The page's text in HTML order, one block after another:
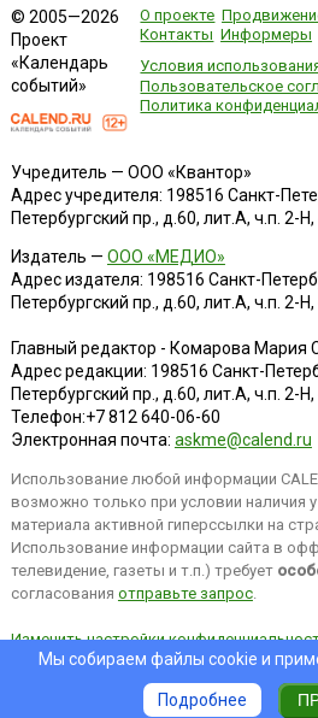
© 2005—2026
Проект
«Календарь
событий»
О проекте
Контакты Информеры
Условия
Пользовательское
Политика
Учредитель — ООО «Квантор»
Адрес учредителя: 198516 Санкт-
Петербургский пр., д.60, лит.А, ч.п. 2-
Издатель — ООО «МЕДИО»
Адрес издателя: 198516 Санкт-
Петербургский пр., д.60, лит.А, ч.п. 2-
Главный редактор - Комарова Мария
Адрес редакции: 198516 Санкт-
Петербургский пр., д.60, лит.А, ч.п. 2-
Телефон:+7 812 640-06-60
Электронная почта: askme@calend.ru
Использование любой информации
возможно только при условии наличия
материала активной гиперссылки на
Использование информации сайта в
телевидение, газеты и т.п.) требует
согласования отправьте запрос.
Изменить настройки
EEA).Мы собираем файлы cookie и
Подробнее